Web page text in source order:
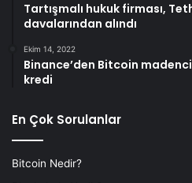
Tartışmalı hukuk firması,
davalarından alındı
Ekim 14, 2022
Binance’den Bitcoin
kredi
En Çok Sorulanlar
Bitcoin Nedir?